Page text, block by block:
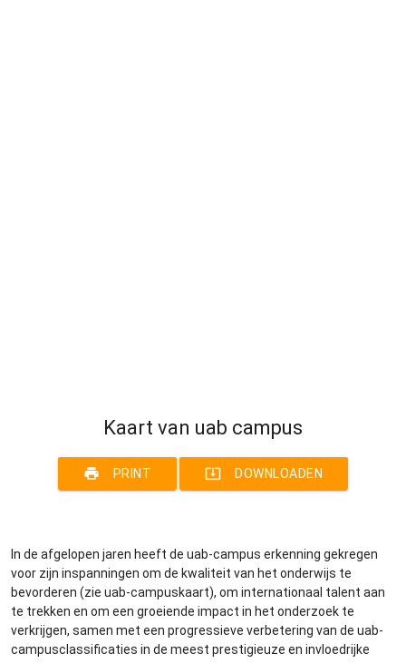
Kaart van uab campus
print PRINT system_update_alt DOWNLOADEN
In de afgelopen jaren heeft de uab-campus erkenning gekregen
voor zijn inspanningen om de kwaliteit van het onderwijs te
bevorderen (zie uab-campuskaart), om internationaal talent aan
te trekken en om een groeiende impact in het onderzoek te
verkrijgen, samen met een progressieve verbetering van de uab-
campusclassificaties in de meest prestigieuze en invloedrijke